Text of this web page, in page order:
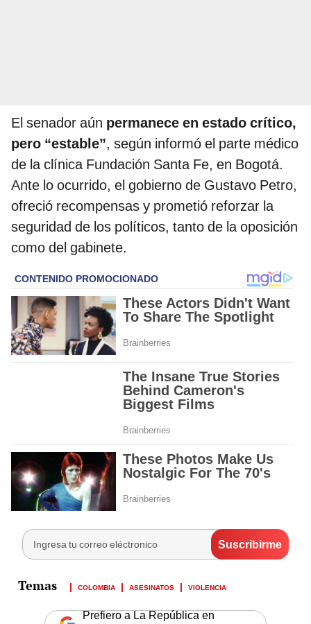
El senador aún permanece en estado crítico,
pero “estable”, según informó el parte médico
de la clínica Fundación Santa Fe, en Bogotá.
Ante lo ocurrido, el gobierno de Gustavo Petro,
ofreció recompensas y prometió reforzar la
seguridad de los políticos, tanto de la oposición
como del gabinete.
COLOMBIA ASESINATOS VIOLENCIA
Prefiero a La República en